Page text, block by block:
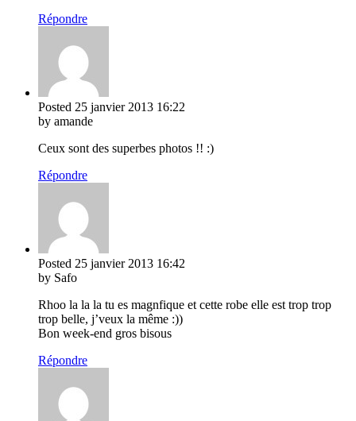
Répondre
Posted 25 janvier 2013 16:22
by amande
Ceux sont des superbes photos !! :)
Répondre
Posted 25 janvier 2013 16:42
by Safo
Rhoo la la la tu es magnfique et cette robe elle est trop trop
trop belle, j’veux la même :))
Bon week-end gros bisous
Répondre